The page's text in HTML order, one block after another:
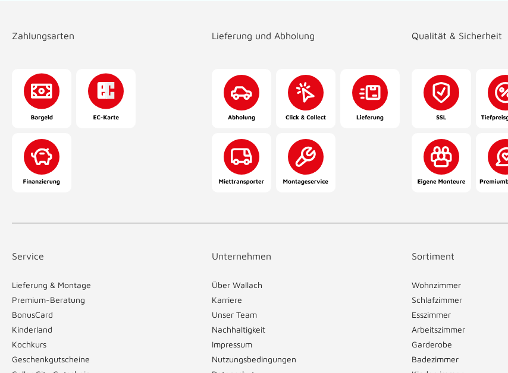
Zahlungsarten Lieferung und Abholung Qualität & Sicherheit
Service
Lieferung & Montage
Premium-Beratung
BonusCard
Kinderland
Kochkurs
Geschenkgutscheine
Unternehmen
Über Wallach
Karriere
Unser Team
Nachhaltigkeit
Impressum
Nutzungsbedingungen
Sortiment
Wohnzimmer
Schlafzimmer
Esszimmer
Arbeitszimmer
Garderobe
Badezimmer